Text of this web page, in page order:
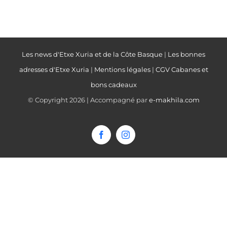
Les news d'Etxe Xuria et de la Côte Basque | Les bonnes
adresses d'Etxe Xuria | Mentions légales| CGV Cabanes et
bons cadeaux
© Copyright2026 | Accompagné pare-makhila.com
FacebookInstagram